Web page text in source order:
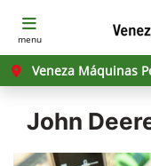
menu
Veneza Máquinas
John